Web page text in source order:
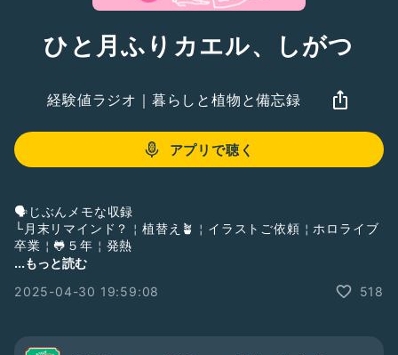
ひと月ふりカエル、しがつ
経験値ラジオ｜暮らしと植物と備忘録
アプリで聴く
🗣️じぶんメモな収録
└月末リマインド？￤植替え🪴￤イラストご依頼￤ホロライブ
卒業￤🐸５年￤発熱
└『世界一やさしい「やりたいこと」の見つけ方』
...もっと読む
2025-04-30 19:59:08
518